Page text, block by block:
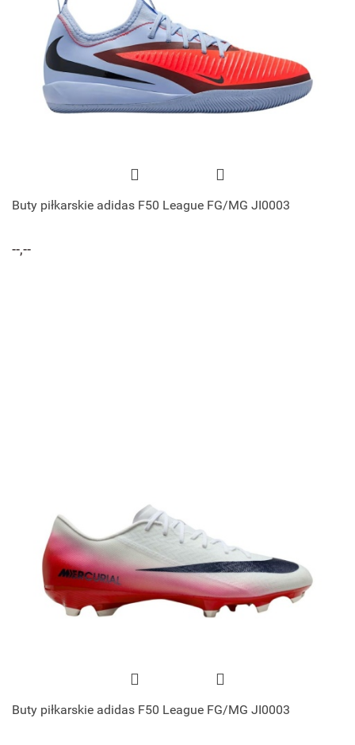
Buty piłkarskie adidas F50 League FG/MG JI0003
--,--
Buty piłkarskie adidas F50 League FG/MG JI0003